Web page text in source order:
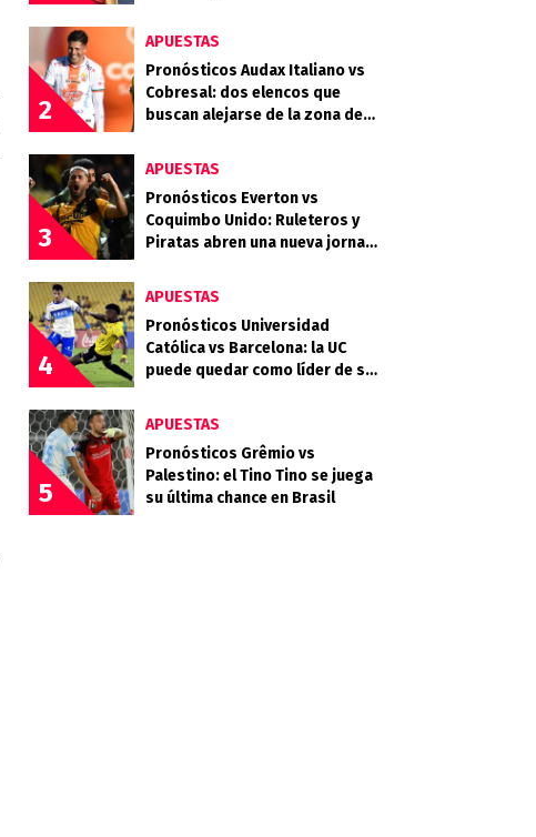
2
APUESTAS
Pronósticos Audax Italiano vs
Cobresal: dos elencos que
buscan alejarse de la zona de
3
APUESTAS
Pronósticos Everton vs
Coquimbo Unido: Ruleteros y
Piratas abren una nueva jornada
4
APUESTAS
Pronósticos Universidad
Católica vs Barcelona: la UC
puede quedar como líder de su
5
APUESTAS
Pronósticos Grêmio vs
Palestino: el Tino Tino se juega
su última chance en Brasil